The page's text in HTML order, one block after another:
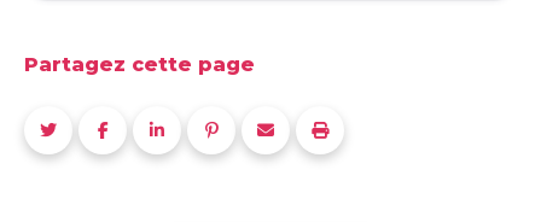
Partagez cette page